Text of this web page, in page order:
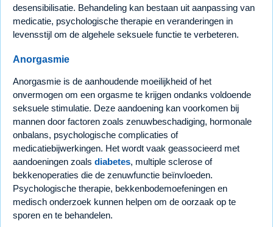
desensibilisatie. Behandeling kan bestaan uit aanpassing van
medicatie, psychologische therapie en veranderingen in
levensstijl om de algehele seksuele functie te verbeteren.
Anorgasmie
Anorgasmie is de aanhoudende moeilijkheid of het
onvermogen om een orgasme te krijgen ondanks voldoende
seksuele stimulatie. Deze aandoening kan voorkomen bij
mannen door factoren zoals zenuwbeschadiging, hormonale
onbalans, psychologische complicaties of
medicatiebijwerkingen. Het wordt vaak geassocieerd met
aandoeningen zoals diabetes, multiple sclerose of
bekkenoperaties die de zenuwfunctie beïnvloeden.
Psychologische therapie, bekkenbodemoefeningen en
medisch onderzoek kunnen helpen om de oorzaak op te
sporen en te behandelen.